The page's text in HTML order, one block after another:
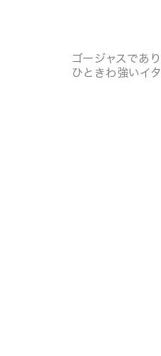
ゴージャスであ
ひときわ強いイ